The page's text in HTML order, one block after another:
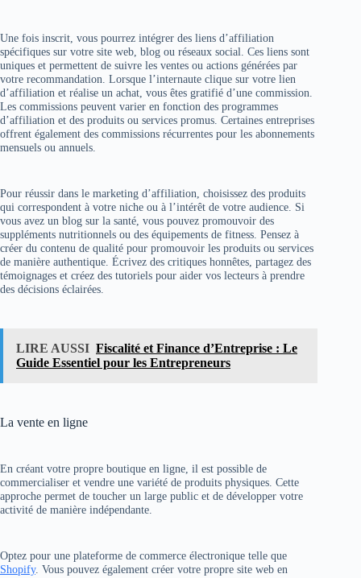
Une fois inscrit, vous pourrez intégrer des liens d’affiliation
spécifiques sur votre site web, blog ou réseaux social. Ces liens sont
uniques et permettent de suivre les ventes ou actions générées par
votre recommandation. Lorsque l’internaute clique sur votre lien
d’affiliation et réalise un achat, vous êtes gratifié d’une commission.
Les commissions peuvent varier en fonction des programmes
d’affiliation et des produits ou services promus. Certaines entreprises
offrent également des commissions récurrentes pour les abonnements
mensuels ou annuels.
Pour réussir dans le marketing d’affiliation, choisissez des produits
qui correspondent à votre niche ou à l’intérêt de votre audience. Si
vous avez un blog sur la santé, vous pouvez promouvoir des
suppléments nutritionnels ou des équipements de fitness. Pensez à
créer du contenu de qualité pour promouvoir les produits ou services
de manière authentique. Écrivez des critiques honnêtes, partagez des
témoignages et créez des tutoriels pour aider vos lecteurs à prendre
des décisions éclairées.
LIRE AUSSI Fiscalité et Finance d’Entreprise : Le
Guide Essentiel pour les Entrepreneurs
La vente en ligne
En créant votre propre boutique en ligne, il est possible de
commercialiser et vendre une variété de produits physiques. Cette
approche permet de toucher un large public et de développer votre
activité de manière indépendante.
Optez pour une plateforme de commerce électronique telle que
Shopify. Vous pouvez également créer votre propre site web en